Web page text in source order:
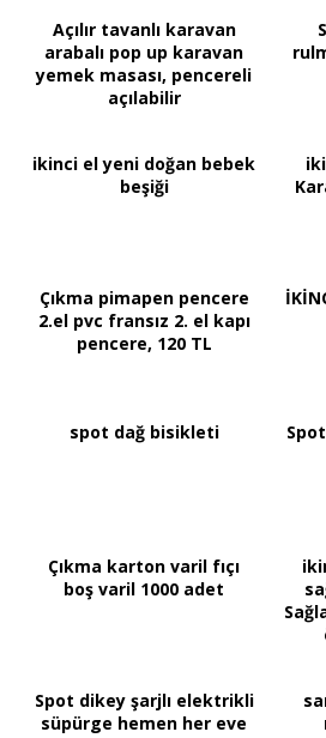
Açılır tavanlı karavan
arabalı pop up karavan
yemek masası, pencereli
açılabilir
ikinci el yeni doğan bebek
beşiği
Çıkma pimapen pencere
2.el pvc fransız 2. el kapı
pencere, 120 TL
spot dağ bisikleti
Çıkma karton varil fıçı
boş varil 1000 adet
Spot dikey şarjlı elektrikli
süpürge hemen her eve